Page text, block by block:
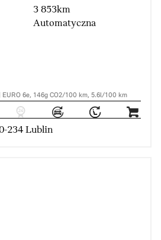
3 853km
Automatyczna
EURO 6e, 146g CO2/100 km, 5.6l/100 km
234 Lublin